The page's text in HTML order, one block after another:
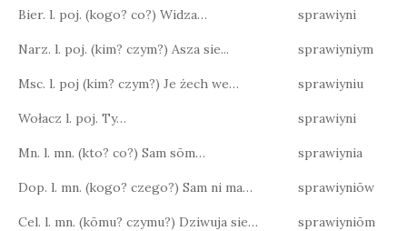
Bier. l. poj. (kogo? co?) Widza… sprawiyni
Narz. l. poj. (kim? czym?) Asza sie... sprawiyniym
Msc. l. poj (kim? czym?) Je żech we… sprawiyniu
Wołacz l. poj. Ty… sprawiyni
Mn. l. mn. (kto? co?) Sam sōm… sprawiynia
Dop. l. mn. (kogo? czego?) Sam ni ma… sprawiyniōw
Cel. l. mn. (kōmu? czymu?) Dziwuja sie… sprawiyniōm